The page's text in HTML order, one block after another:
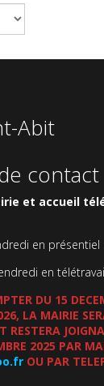
Abit
contact
et accueil
en présentiel
en
DU 15
LA MAIRIE
RESTERA
2025 PAR
OU PAR